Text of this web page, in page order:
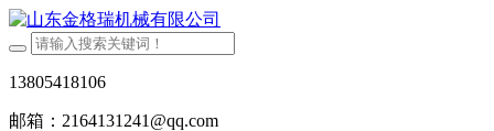
13805418106
邮箱：2164131241@qq.com